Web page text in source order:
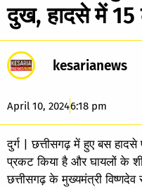
दुख, हादसे में 15
kesarianews
April 10, 20246:18 pm
दुर्ग | छत्तीसगढ़ में हुए बस हादसे
प्रकट किया है और घायलों के
छत्तीसगढ़ के मुख्यमंत्री